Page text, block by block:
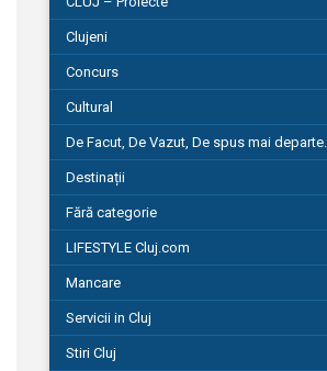
Clujeni
Concurs
Cultural
De Facut, De Vazut, De spus mai departe…
Destinații
Fără categorie
LIFESTYLE Cluj.com
Mancare
Servicii in Cluj
Stiri Cluj